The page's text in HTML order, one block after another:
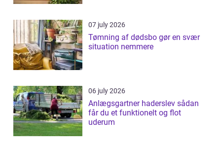
07 july 2026
Tømning af dødsbo gør en svær
situation nemmere
06 july 2026
Anlægsgartner haderslev sådan
får du et funktionelt og flot
uderum